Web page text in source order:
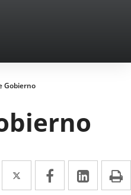
Gobierno
Twitter
Enlace
a
Facebook
Enlace
a
Enlace
a